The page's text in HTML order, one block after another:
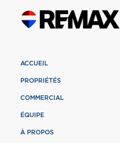
ACCUEIL
PROPRIÉTÉS
COMMERCIAL
ÉQUIPE
À PROPOS